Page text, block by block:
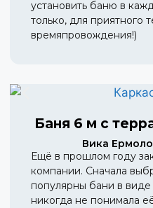
установить баню в
только, для приятного
времяпровождения!)
Баня 6 м с
Вика
Ещё в прошлом году
компании. Сначала
популярны бани в
никогда не понимала